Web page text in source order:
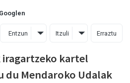
Entzun Itzuli Erraztu
iragartzeko kartel
du Mendaroko Udalak